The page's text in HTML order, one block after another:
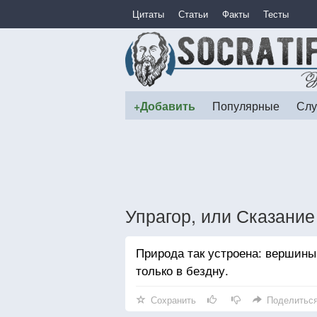
Цитаты Статьи Факты Тесты
+Добавить Популярные
Упрагор, или
Природа так устроена:
только в бездну.
Сохранить